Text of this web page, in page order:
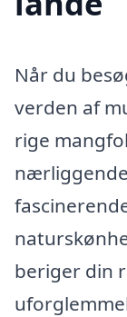
Når du
verden af
rige
beriger din